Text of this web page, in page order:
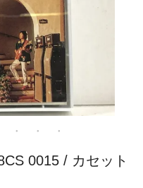
0015 / カセット